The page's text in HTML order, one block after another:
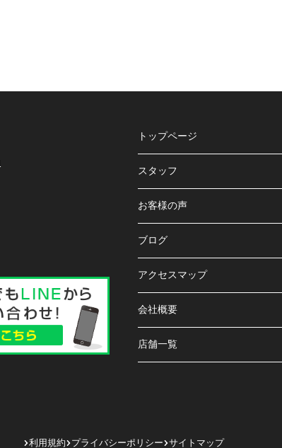
トップページ
スタッフ
お客様の声
ブログ
アクセスマップ
会社概要
店舗一覧
利用規約 プライバシーポリシー サイトマップ